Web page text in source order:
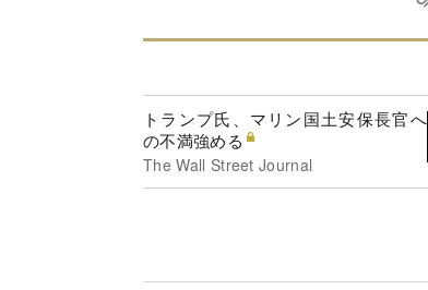
トランプ氏、マリン国土安保長官へ
の不満強める
The Wall Street Journal